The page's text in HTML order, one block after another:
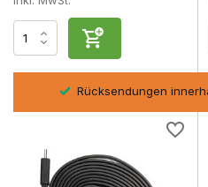
Schnellere Semi-Reaktion
Geringerer Verschleiß
Bessere Batterieeffizienz
Erweiterte
Bei leistungsstarken
elektrische Belastung besser zu
Kompatibilität und
Wichtige Punkte zu beachten:
Rücksendungen